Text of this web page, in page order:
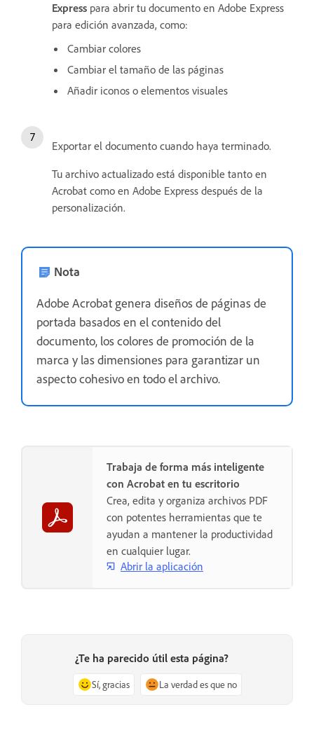
Express para abrir tu documento en Adobe Express
para edición avanzada, como:
Cambiar colores
Cambiar el tamaño de las páginas
Añadir iconos o elementos visuales
Exportar el documento cuando haya terminado.
Tu archivo actualizado está disponible tanto en
Acrobat como en Adobe Express después de la
personalización.
Nota
Adobe Acrobat genera diseños de páginas de
portada basados en el contenido del
documento, los colores de promoción de la
marca y las dimensiones para garantizar un
aspecto cohesivo en todo el archivo.
Trabaja de forma más inteligente
con Acrobat en tu escritorio
Crea, edita y organiza archivos PDF
con potentes herramientas que te
ayudan a mantener la productividad
en cualquier lugar.
Abrir la aplicación
¿Te ha parecido útil esta página?
Sí, gracias La verdad es que no